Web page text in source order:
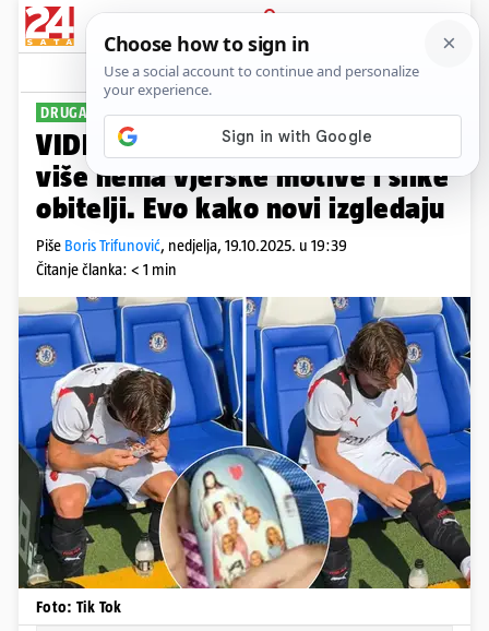
PRIJAVA
Sport Komentari
DRUGAČIJI DIZAJN
VIDEO Modrić na kostobranima
više nema vjerske motive i slike
obitelji. Evo kako novi izgledaju
Piše Boris Trifunović, nedjelja, 19.10.2025. u 19:39
Čitanje članka: < 1 min
Foto: Tik Tok